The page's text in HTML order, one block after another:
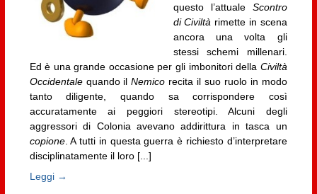
questo l’attuale Scontro
di Civiltà rimette in scena
ancora una volta gli
stessi schemi millenari.
Ed è una grande occasione per gli imbonitori della Civiltà
Occidentalequando ilNemico recita il suo ruolo in modo
tanto diligente, quando sa corrispondere così
accuratamente ai peggiori stereotipi. Alcuni degli
aggressori di Colonia avevano addirittura in tasca un
copione. A tutti in questa guerra è richiesto d’interpretare
disciplinatamente il loro [...]
Leggi →